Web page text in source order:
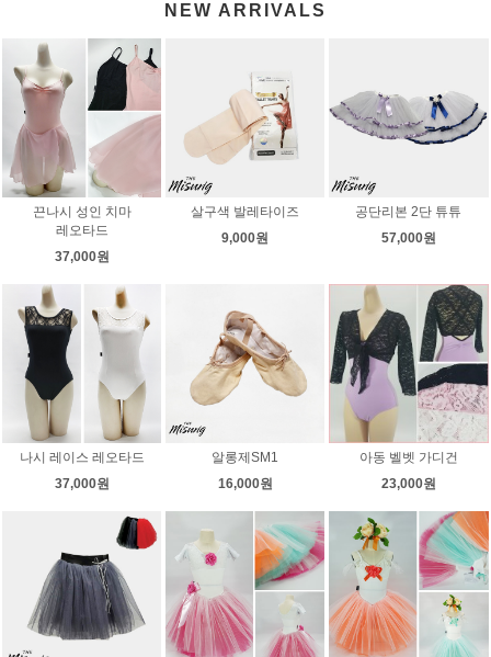
NEW ARRIVALS
끈나시 성인 치마
레오타드
37,000원
살구색 발레타이즈
9,000원
공단리본 2단 튜튜
57,000원
나시 레이스 레오타드
37,000원
알롱제SM1
16,000원
아동 벨벳 가디건
23,000원